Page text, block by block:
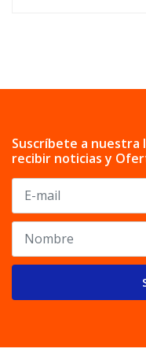
Suscríbete a
recibir noticias y